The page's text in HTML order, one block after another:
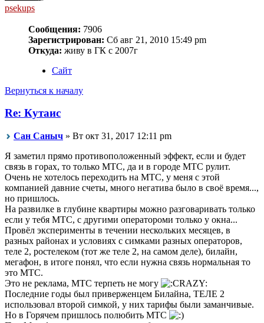
psekups
Сообщения: 7906
Зарегистрирован: Сб авг 21, 2010 15:49 pm
Откуда: живу в ГК с 2007г
Сайт
Вернуться к началу
Re: Кутаис
Сан Саныч » Вт окт 31, 2017 12:11 pm
Я заметил прямо противоположенный эффект, если и будет
связь в горах, то только МТС, да и в городе МТС рулит.
Очень не хотелось переходить на МТС, у меня с этой
компанией давние счеты, много негатива было в своё время...,
но пришлось.
На развилке в глубине квартиры можно разговаривать только
если у тебя МТС, с другими оператороми только у окна...
Провёл эксперименты в течении нескольких месяцев, в
разных районах и условиях с симками разных операторов,
теле 2, ростелеком (тот же теле 2, на самом деле), билайн,
мегафон, в итоге понял, что если нужна связь нормальная то
это МТС.
Это не реклама, МТС терпеть не могу
Последние годы был приверженцем Билайна, ТЕЛЕ 2
использовал второй симкой, у них тарифы были заманчивые.
Но в Горячем пришлось полюбить МТС